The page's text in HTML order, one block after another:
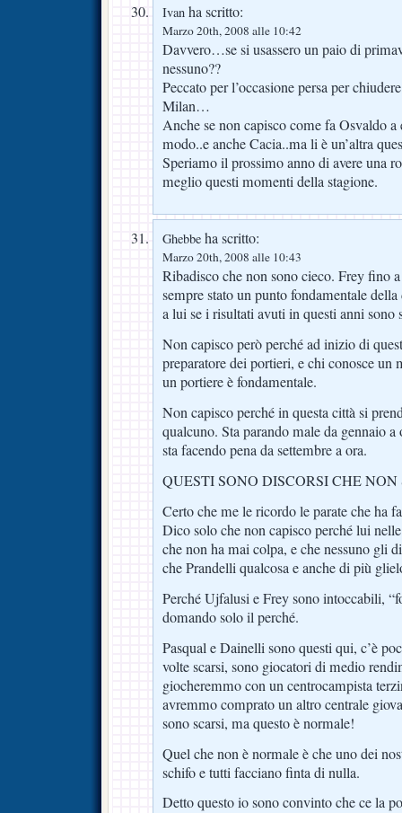
Ivan ha scritto:
Marzo 20th, 2008 alle 10:42
Davvero…se si usassero un paio di
nessuno??
Peccato per l’occasione persa per
Milan…
Anche se non capisco come fa Osvaldo a
modo..e anche Cacia..ma li è un’altra
Speriamo il prossimo anno di avere una
meglio questi momenti della stagione.
Ghebbe ha scritto:
Marzo 20th, 2008 alle 10:43
Ribadisco che non sono cieco. Frey fino
sempre stato un punto fondamentale
a lui se i risultati avuti in questi anni sono
Non capisco però perché ad inizio di
preparatore dei portieri, e chi conosce un
un portiere è fondamentale.
Non capisco perché in questa città si
qualcuno. Sta parando male da gennaio
sta facendo pena da settembre a ora.
QUESTI SONO DISCORSI CHE
Certo che me le ricordo le parate che ha
Dico solo che non capisco perché lui
che non ha mai colpa, e che nessuno gli
che Prandelli qualcosa e anche di più
Perché Ujfalusi e Frey sono intoccabili,
domando solo il perché.
Pasqual e Dainelli sono questi qui, c’è
volte scarsi, sono giocatori di medio
giocheremmo con un centrocampista
avremmo comprato un altro centrale
sono scarsi, ma questo è normale!
Quel che non è normale è che uno dei
schifo e tutti facciano finta di nulla.
Detto questo io sono convinto che ce la